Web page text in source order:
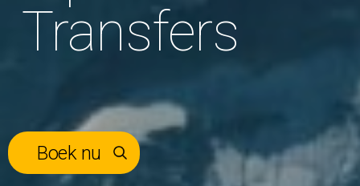
Transfers
Boek nu